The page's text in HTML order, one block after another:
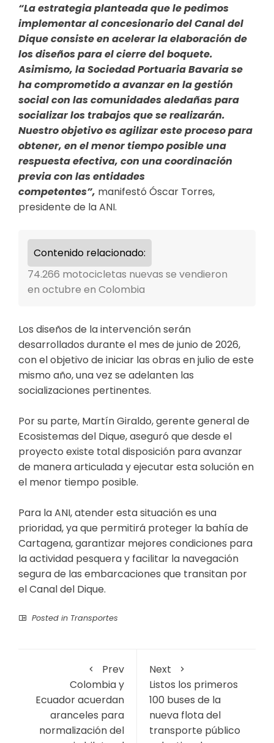
“La estrategia planteada que le pedimos
implementar al concesionario del Canal del
Dique consiste en acelerar la elaboración de
los diseños para el cierre del boquete.
Asimismo, la Sociedad Portuaria Bavaria se
ha comprometido a avanzar en la gestión
social con las comunidades aledañas para
socializar los trabajos que se realizarán.
Nuestro objetivo es agilizar este proceso para
obtener, en el menor tiempo posible una
respuesta efectiva, con una coordinación
previa con las entidades
competentes”, manifestó Óscar Torres,
presidente de la ANI.
Contenido relacionado:
74.266 motocicletas nuevas se vendieron
en octubre en Colombia
Los diseños de la intervención serán
desarrollados durante el mes de junio de 2026,
con el objetivo de iniciar las obras en julio de este
mismo año, una vez se adelanten las
socializaciones pertinentes.
Por su parte, Martín Giraldo, gerente general de
Ecosistemas del Dique, aseguró que desde el
proyecto existe total disposición para avanzar
de manera articulada y ejecutar esta solución en
el menor tiempo posible.
Para la ANI, atender esta situación es una
prioridad, ya que permitirá proteger la bahía de
Cartagena, garantizar mejores condiciones para
la actividad pesquera y facilitar la navegación
segura de las embarcaciones que transitan por
el Canal del Dique.
Posted in Transportes
Prev
Colombia y
Ecuador acuerdan
aranceles para
normalización del
Next
Listos los primeros
100 buses de la
nueva flota del
transporte público